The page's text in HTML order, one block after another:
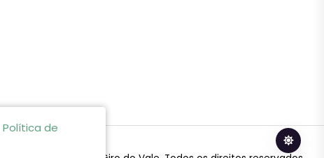
Política de